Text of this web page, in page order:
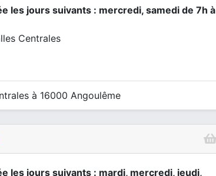
les jours suivants : mercredi, samedi de 7h à
Centrales
à 16000 Angoulême
les jours suivants : mardi, mercredi, jeudi,